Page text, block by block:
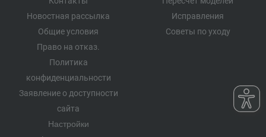
Новостная рассылка
Общие условия
Право на отказ.
Политика
конфиденциальности
Заявление о доступности
сайта
Настройки
Исправления
Советы по уходу